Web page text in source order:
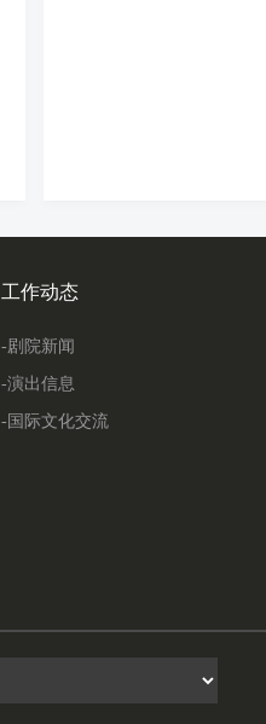
工作动态
-剧院新闻
-演出信息
-国际文化交流